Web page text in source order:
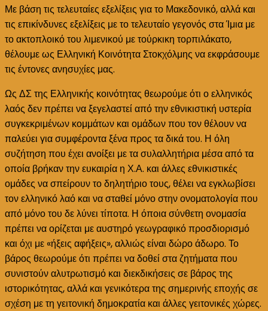
Στοκχόλμης
για
το
Μακεδονικό
Με βάση τις τελευταίες εξελίξεις για το Μακεδονικό, αλλά και
τις επικίνδυνες εξελίξεις με το τελευταίο γεγονός στα Ίμια με
το ακτοπλοικό του λιμενικού με τούρκικη τορπιλάκατο,
θέλουμε ως Ελληνική Κοινότητα Στοκχόλμης να εκφράσουμε
τις έντονες ανησυχίες μας.
Ως ΔΣ της Ελληνικής κοινότητας θεωρούμε ότι ο ελληνικός
λαός δεν πρέπει να ξεγελαστεί από την εθνικιστική υστερία
συγκεκριμένων κομμάτων και ομάδων που τον θέλουν να
παλεύει για συμφέροντα ξένα προς τα δικά του. Η όλη
συζήτηση που έχει ανοίξει με τα συλαλλητήρια μέσα από τα
οποία βρήκαν την ευκαιρία η Χ.Α. και άλλες εθνικιστικές
ομάδες να σπείρουν το δηλητήριο τους, θέλει να εγκλωβίσει
τον ελληνικό λαό και να σταθεί μόνο στην ονοματολογία που
από μόνο του δε λύνει τίποτα. Η όποια σύνθετη ονομασία
πρέπει να ορίζεται με αυστηρό γεωγραφικό προσδιορισμό
και όχι με «ήξεις αφήξεις», αλλιώς είναι δώρο άδωρο. Το
βάρος θεωρούμε ότι πρέπει να δοθεί στα ζητήματα που
συνιστούν αλυτρωτισμό και διεκδικήσεις σε βάρος της
ιστορικότητας, αλλά και γενικότερα της σημερινής εποχής σε
σχέση με τη γειτονική δημοκρατία και άλλες γειτονικές χώρες.